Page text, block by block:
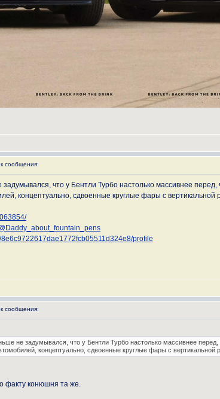
сообщения:
что у Бентли Турбо настолько массивнее
концептуально, сдвоенные круглые фары с
8e6c9722617dae1772fcb05511d324e8/profile
сообщения:
не задумывался, что у Бентли Турбо настолько массивнее
концептуально, сдвоенные круглые фары с
факту конюшня та же.